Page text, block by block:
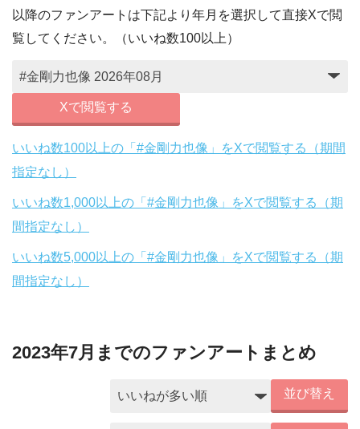
以降のファンアートは下記より年月を選択して直接Xで閲
覧してください。（いいね数100以上）
Xで閲覧する
いいね数100以上の「#金剛力也像」をXで閲覧する（期間
指定なし）
いいね数1,000以上の「#金剛力也像」をXで閲覧する（期
間指定なし）
いいね数5,000以上の「#金剛力也像」をXで閲覧する（期
間指定なし）
2023年7月までのファンアートまとめ
並び替え